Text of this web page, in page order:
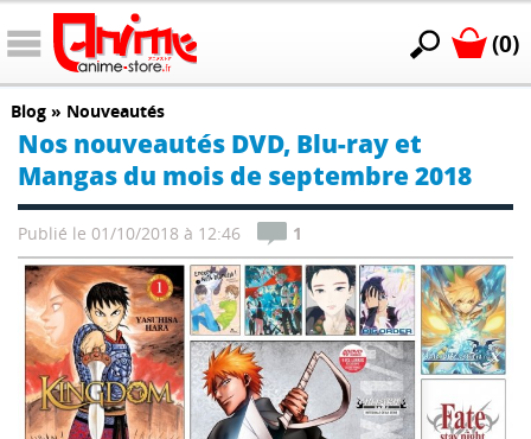
(0)
Blog » Nouveautés
Nos nouveautés DVD, Blu-ray et
Mangas du mois de septembre 2018
Publié le 01/10/2018 à 12:46 1